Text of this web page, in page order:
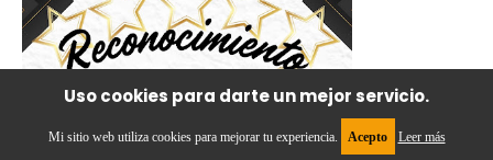
Uso cookies para darte un mejor servicio.
Mi sitio web utiliza cookies para mejorar tu experiencia. Acepto Leer más